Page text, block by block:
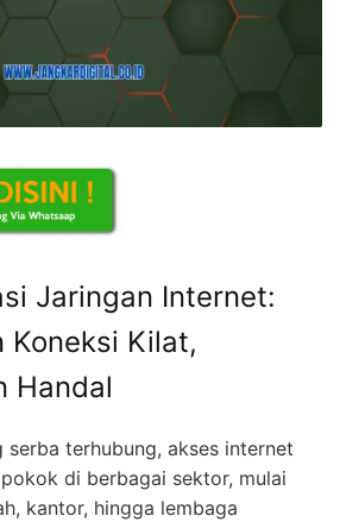
Jaringan Internet:
Koneksi Kilat,
Handal
serba terhubung, akses internet
di berbagai sektor, mulai
kantor, hingga lembaga